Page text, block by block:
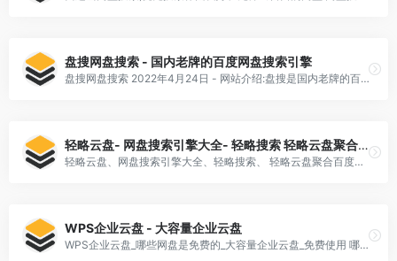
盘搜网盘搜索 - 国内老牌的百度网盘搜索引擎
盘搜网盘搜索 2022年4月24日 - 网站介绍:盘搜是国内老牌的百度网盘搜索引擎,也是百度网盘,乐视云盘搜索,迅雷快传,可乐云盘,华为网盘等多种优秀网盘搜索集一身,是数千万盘友*网盘搜索
轻略云盘- 网盘搜索引擎大全- 轻略搜索 轻略云盘聚合百度
轻略云盘、网盘搜索引擎大全、轻略搜索、 轻略云盘聚合百度、微盘、360、网易云等主流网盘的搜索引擎,一站式搜索工作学习资料和休闲娱乐资源,云盘垂直搜索引擎,是数千万盘友首选搜索工具。
WPS企业云盘 - 大容量企业云盘
WPS企业云盘_哪些网盘是免费的_大容量企业云盘_免费使用 哪些网盘是免费的,WPS企业云盘,免费大容量云存储空间,企业文件统一存储共享;支持多人协作编辑云盘文件,也可设置云盘文件的操作权限,确保云盘文件安全.